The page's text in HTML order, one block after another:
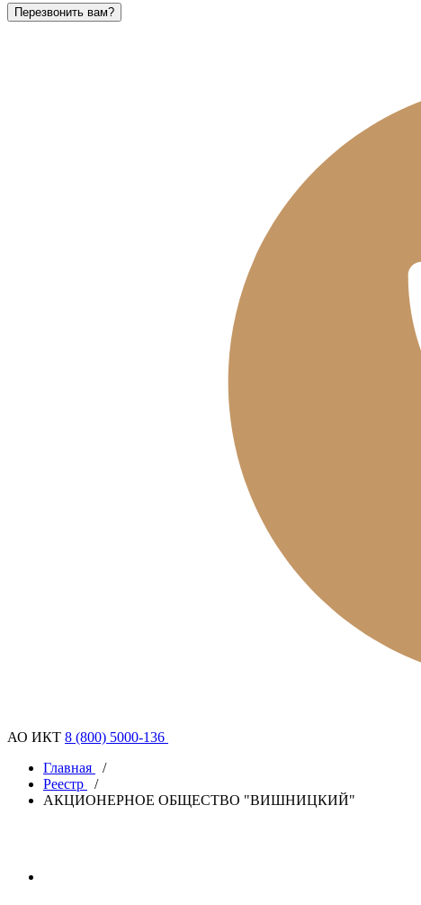
Перезвонить вам?
АО ИКТ 8 (800) 5000-136
Главная
/
Реестр
/
АКЦИОНЕРНОЕ ОБЩЕСТВО "ВИШНИЦКИЙ"